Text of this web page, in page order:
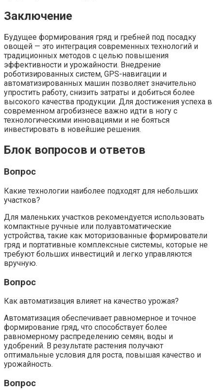
Заключение
Будущее формирования гряд и гребней под посадку
овощей — это интеграция современных технологий и
традиционных методов с целью повышения
эффективности и урожайности. Внедрение
роботизированных систем, GPS-навигации и
автоматизированных машин позволяет значительно
упростить работу, снизить затраты и добиться более
высокого качества продукции. Для достижения успеха в
современном агробизнесе важно идти в ногу с
технологическими инновациями и не бояться
инвестировать в новейшие решения.
Блок вопросов и ответов
Вопрос
Какие технологии наиболее подходят для небольших
участков?
Для маленьких участков рекомендуется использовать
компактные ручные или полуавтоматические
устройства, такие как моторизованные формирователи
гряд и портативные комплексные системы, которые не
требуют больших инвестиций и легко управляются
вручную.
Вопрос
Как автоматизация влияет на качество урожая?
Автоматизация обеспечивает равномерное и точное
формирование гряд, что способствует более
равномерному распределению семян, воды и
удобрений. В результате растения получают
оптимальные условия для роста, повышая качество и
урожайность.
Вопрос